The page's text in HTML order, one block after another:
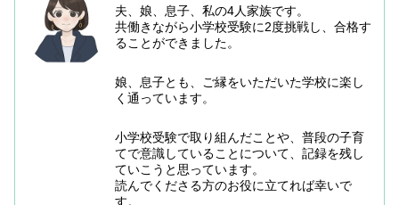
夫、娘、息子、私の4人家族です。
共働きながら小学校受験に2度挑戦し、合格す
ることができました。
娘、息子とも、ご縁をいただいた学校に楽し
く通っています。
小学校受験で取り組んだことや、普段の子育
てで意識していることについて、記録を残し
ていこうと思っています。
読んでくださる方のお役に立てれば幸いで
す。